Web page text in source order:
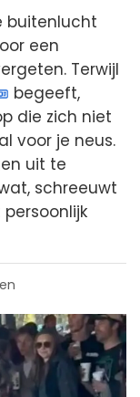
buitenlucht
een
Terwijl
begeeft,
die zich niet
voor je neus.
uit te
schreeuwt